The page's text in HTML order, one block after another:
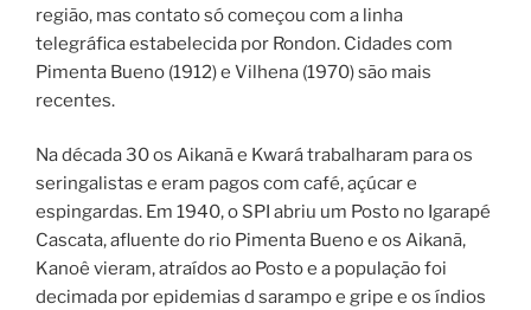
região, mas contato só começou com a linha
telegráfica estabelecida por Rondon. Cidades com
Pimenta Bueno (1912) e Vilhena (1970) são mais
recentes.
Na década 30 os Aikanã e Kwará trabalharam para os
seringalistas e eram pagos com café, açúcar e
espingardas. Em 1940, o SPI abriu um Posto no Igarapé
Cascata, afluente do rio Pimenta Bueno e os Aikanã,
Kanoê vieram, atraídos ao Posto e a população foi
decimada por epidemias d sarampo e gripe e os índios